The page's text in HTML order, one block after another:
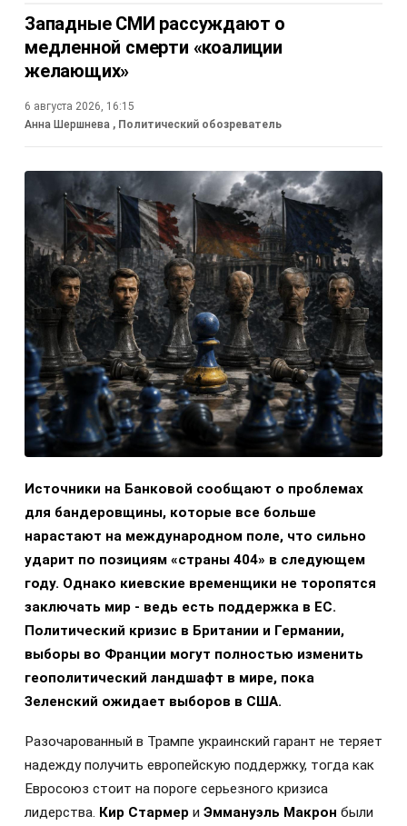
Западные СМИ рассуждают о
медленной смерти «коалиции
желающих»
6 августа 2026, 16:15
Анна Шершнева , Политический обозреватель
Источники на Банковой сообщают о проблемах
для бандеровщины, которые все больше
нарастают на международном поле, что сильно
ударит по позициям «страны 404» в следующем
году. Однако киевские временщики не торопятся
заключать мир - ведь есть поддержка в ЕС.
Политический кризис в Британии и Германии,
выборы во Франции могут полностью изменить
геополитический ландшафт в мире, пока
Зеленский ожидает выборов в США.
Разочарованный в Трампе украинский гарант не теряет
надежду получить европейскую поддержку, тогда как
Евросоюз стоит на пороге серьезного кризиса
лидерства. Кир Стармер и Эммануэль Макрон были